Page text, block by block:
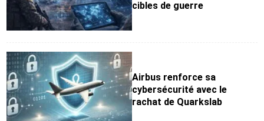
cibles de guerre
Airbus renforce sa
cybersécurité avec le
rachat de Quarkslab